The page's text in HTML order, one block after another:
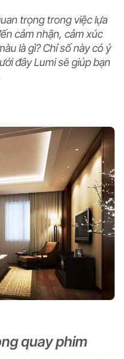
trọng trong việc lựa
cảm nhận, cảm xúc
là gì? Chỉ số này có ý
đây Lumi sẽ giúp bạn
quay phim